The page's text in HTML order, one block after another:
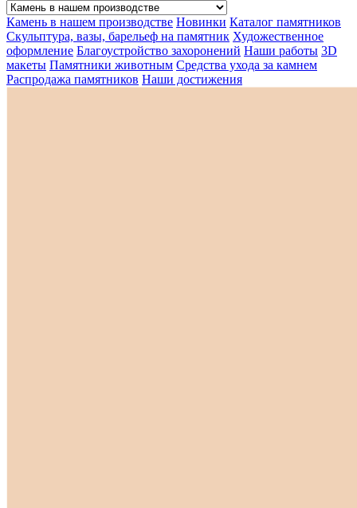
Камень в нашем производстве Новинки Каталог памятников
Скульптура, вазы, барельеф на памятник Художественное
оформление Благоустройство захоронений Наши работы 3D
макеты Памятники животным Средства ухода за камнем
Распродажа памятников Наши достижения